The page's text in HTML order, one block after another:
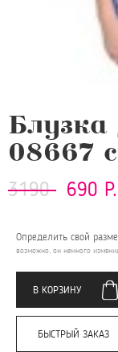
08667
3190 690 Р.
Определить свой
возможно, он немного
В КОРЗИНУ
БЫСТРЫЙ ЗАКАЗ